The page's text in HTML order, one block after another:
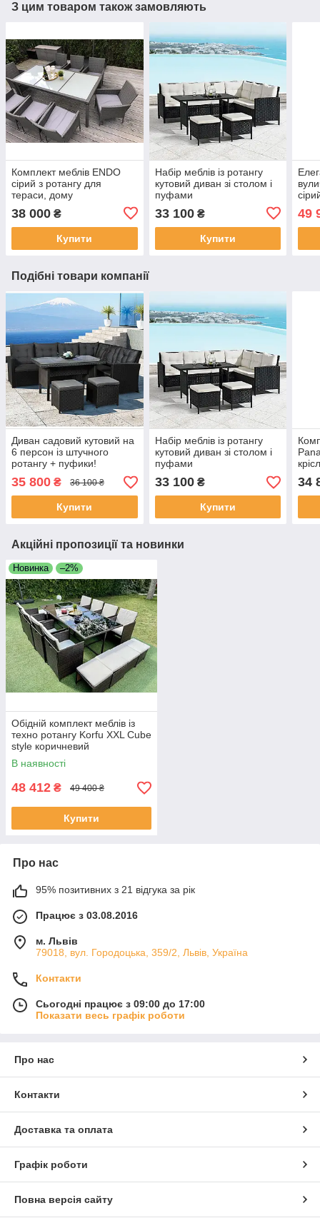
З цим товаром також замовляють
Комплект меблів ENDO
сірий з ротангу для
тераси, дому
38 000 ₴
Купити
Набір меблів із ротангу
кутовий диван зі столом і
пуфами
33 100₴
Купити
49
Подібні товари компанії
Диван садовий кутовий на
6 персон із штучного
ротангу + пуфики!
35 800 ₴ 36 100 ₴
Купити
Набір меблів із ротангу
кутовий диван зі столом і
пуфами
33 100₴
Купити
34
Акційні пропозиції та новинки
Новинка –2%
Обідній комплект меблів із
техно ротангу Korfu XXL Cube
style коричневий
В наявності
48 412 ₴ 49 400 ₴
Купити
Про нас
95% позитивних з 21 відгука за рік
Працює з 03.08.2016
м. Львів
79018, вул. Городоцька, 359/2, Львів, Україна
Контакти
Сьогодні працює з 09:00 до 17:00
Показати весь графік роботи
Про нас
Контакти
Доставка та оплата
Графік роботи
Повна версія сайту